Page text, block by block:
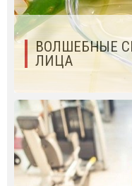
ВОЛШЕБНЫЕ
ЛИЦА